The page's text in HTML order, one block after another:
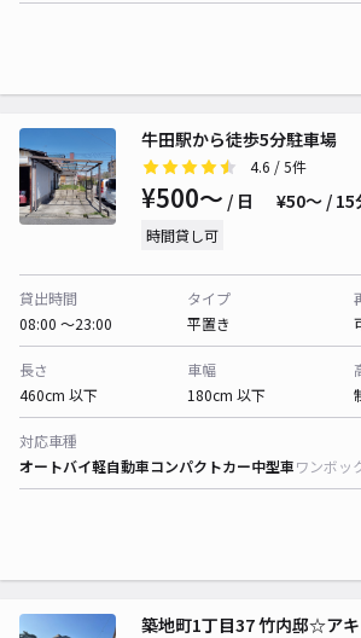
牛田駅から徒歩5分駐車場
4.6 / 5件
¥500〜 / 日 ¥50〜 / 15
時間貸し可
貸出時間
08:00 〜23:00
タイプ
平置き
長さ
460cm 以下
車幅
180cm 以下
対応車種
オートバイ軽自動車コンパクトカー中型車ワンボッ
築地町1丁目37 竹内邸☆ア